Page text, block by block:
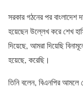
সরকার গঠনের পর বাংলাদেশ
হয়েছেন উল্লেখ করে শেখ
দিয়েছে, আমরা দিয়েছি
হয়েছে, করেছি।
তিনি বলেন, বিএনপির